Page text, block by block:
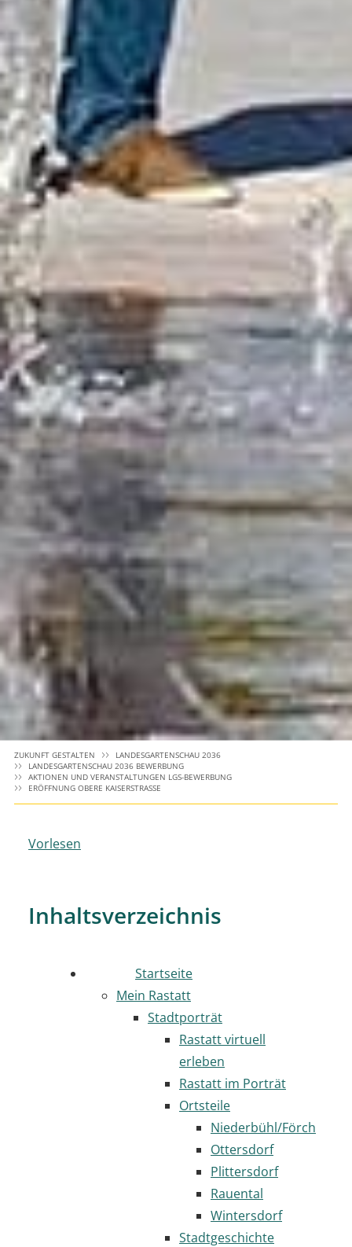
ZUKUNFT GESTALTEN
LANDESGARTENSCHAU 2036
LANDESGARTENSCHAU 2036 BEWERBUNG
AKTIONEN UND VERANSTALTUNGEN LGS-BEWERBUNG
ERÖFFNUNG OBERE KAISERSTRASSE
Vorlesen
Inhaltsverzeichnis
Startseite
Mein Rastatt
Stadtporträt
Rastatt virtuell
erleben
Rastatt im Porträt
Ortsteile
Niederbühl/Förch
Ottersdorf
Plittersdorf
Rauental
Wintersdorf
Stadtgeschichte